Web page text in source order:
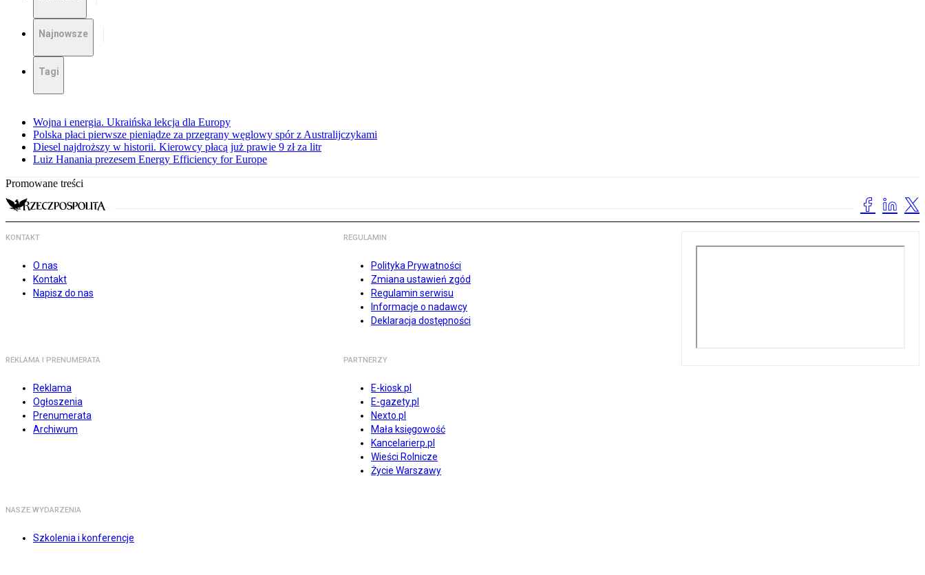
Najnowsze
Tagi
Wojna i energia. Ukraińska lekcja dla Europy
Polska płaci pierwsze pieniądze za przegrany węglowy spór z Australijczykami
Diesel najdroższy w historii. Kierowcy płacą już prawie 9 zł za litr
Luiz Hanania prezesem Energy Efficiency for Europe
Promowane treści
KONTAKT
O nas
Kontakt
Napisz do nas
REGULAMIN
Polityka Prywatności
Zmiana ustawień zgód
Regulamin serwisu
Informacje o nadawcy
Deklaracja dostępności
REKLAMA I PRENUMERATA
Reklama
Ogłoszenia
Prenumerata
Archiwum
PARTNERZY
E-kiosk.pl
E-gazety.pl
Nexto.pl
Mała księgowość
Kancelarierp.pl
Wieści Rolnicze
Życie Warszawy
NASZE WYDARZENIA
Szkolenia i konferencje